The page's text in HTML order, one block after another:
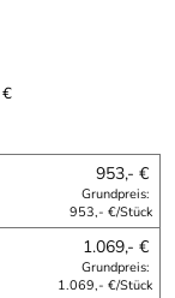
953,- €
Grundpreis:
953,- €/Stück
1.069,- €
Grundpreis:
1.069,- €/Stück